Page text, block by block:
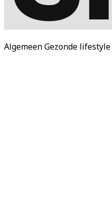
AlgemeenGezonde lifestyle